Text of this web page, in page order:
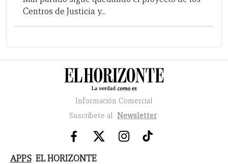
Centros de Justicia y...
Información Comercial
Suscribete al
Newsletter
APPS EL HORIZONTE